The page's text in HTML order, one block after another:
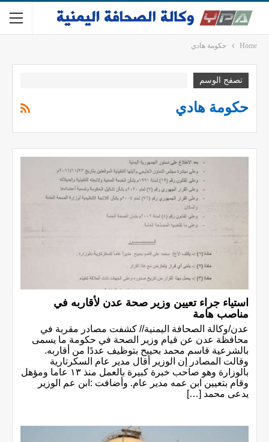
Home حكومة هادي
تصفح الوسم
حكومة هادي
استياء جراء تعيين وزير صحة عدن لأقاربه في
مناصب هامة
عدن/وكالة الصحافة اليمنية// كشفت مصادر مقربة في
محافظة عدن عن قيام وزير الصحة في حكومة ما يسمى
بالشرعية قاسم محمد بحيبح بتوظيف عددًا من أقاربه.
وقالت المصادر إن الوزير أقال مدير عام السكرتارية
بالوزارة وهو صاحب خبرة كبيرة بالعمل منذ ١٣ عاما ومؤهل
وقام بتعيين ابن عمه مدير عام. وأضافت :ابن عم الوزير
يدعى محمد […]